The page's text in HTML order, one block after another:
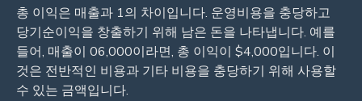
총 이익은 매출과 1의 차이입니다. 운영비용을 충당하고
당기순이익을 창출하기 위해 남은 돈을 나타냅니다. 예를
들어, 매출이 06,000이라면, 총 이익이 $4,000입니다. 이
것은 전반적인 비용과 기타 비용을 충당하기 위해 사용할
수 있는 금액입니다.